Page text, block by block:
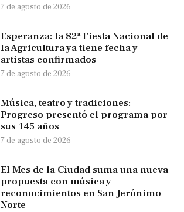
7 de agosto de 2026
Esperanza: la 82ª Fiesta Nacional de
la Agricultura ya tiene fecha y
artistas confirmados
7 de agosto de 2026
Música, teatro y tradiciones:
Progreso presentó el programa por
sus 145 años
7 de agosto de 2026
El Mes de la Ciudad suma una nueva
propuesta con música y
reconocimientos en San Jerónimo
Norte